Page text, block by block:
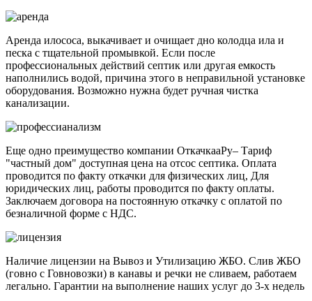
Аренда илососа, выкачивает и очищает дно колодца ила и
песка с тщательной промывкой. Если после
профессиональных действий септик или другая емкость
наполнились водой, причина этого в неправильной установке
оборудования. Возможно нужна будет ручная чистка
канализации.
Еще одно преимущество компании ОткачкааРу– Тариф
"частный дом" доступная цена на отсос септика. Оплата
проводится по факту откачки для физических лиц, Для
юридических лиц, работы проводится по факту оплаты.
Заключаем договора на постоянную откачку с оплатой по
безналичной форме с НДС.
Наличие лицензии на Вывоз и Утилизацию ЖБО. Слив ЖБО
(говно с Говновозки) в канавы и речки не сливаем, работаем
легально. Гарантии на выполнение наших услуг до 3-х недель